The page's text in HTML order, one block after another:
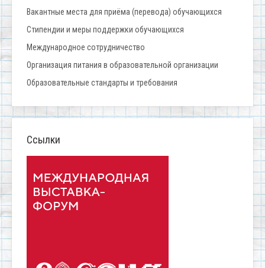
Вакантные места для приёма (перевода) обучающихся
Стипендии и меры поддержки обучающихся
Международное сотрудничество
Организация питания в образовательной организации
Образовательные стандарты и требования
Ссылки